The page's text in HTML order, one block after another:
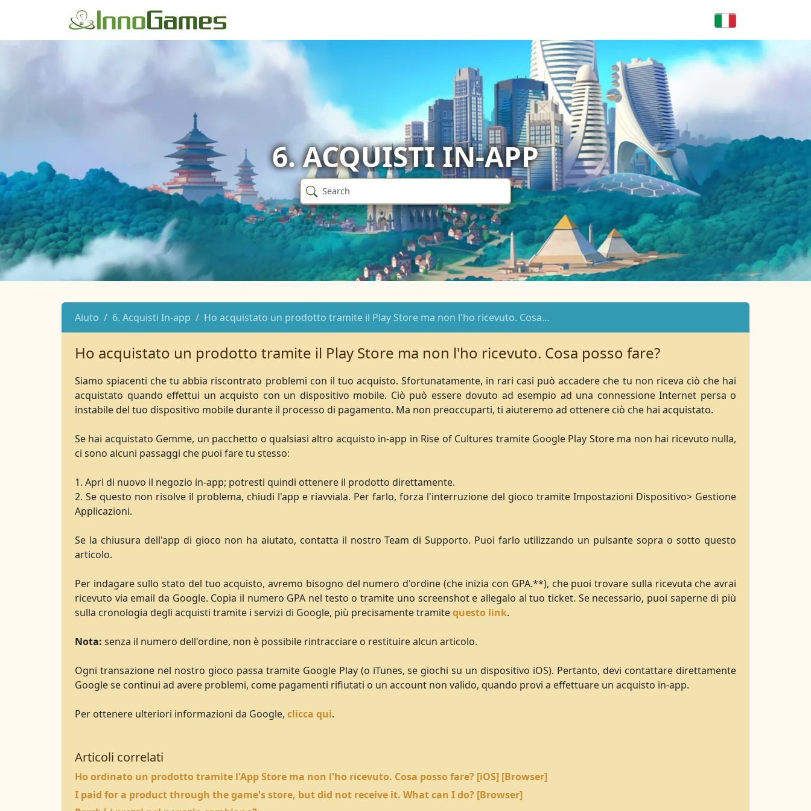
6. ACQUISTI IN-APP
Aiuto 6. Acquisti In-app Ho acquistato un prodotto tramite il Play Store ma non l'ho ricevuto. Cosa…
Ho acquistato un prodotto tramite il Play Store ma non l'ho ricevuto. Cosa posso fare?
Siamo spiacenti che tu abbia riscontrato problemi con il tuo acquisto. Sfortunatamente, in rari casi può accadere che tu non riceva ciò che hai
acquistato quando effettui un acquisto con un dispositivo mobile. Ciò può essere dovuto ad esempio ad una connessione Internet persa o
instabile del tuo dispositivo mobile durante il processo di pagamento. Ma non preoccuparti, ti aiuteremo ad ottenere ciò che hai acquistato.
Se hai acquistato Gemme, un pacchetto o qualsiasi altro acquisto in-app in Rise of Cultures tramite Google Play Store ma non hai ricevuto nulla,
ci sono alcuni passaggi che puoi fare tu stesso:
1. Apri di nuovo il negozio in-app; potresti quindi ottenere il prodotto direttamente.
2. Se questo non risolve il problema, chiudi l'app e riavviala. Per farlo, forza l'interruzione del gioco tramite Impostazioni Dispositivo> Gestione
Applicazioni.
Se la chiusura dell'app di gioco non ha aiutato, contatta il nostro Team di Supporto. Puoi farlo utilizzando un pulsante sopra o sotto questo
articolo.
Per indagare sullo stato del tuo acquisto, avremo bisogno del numero d'ordine (che inizia con GPA.**), che puoi trovare sulla ricevuta che avrai
ricevuto via email da Google. Copia il numero GPA nel testo o tramite uno screenshot e allegalo al tuo ticket. Se necessario, puoi saperne di più
sulla cronologia degli acquisti tramite i servizi di Google, più precisamente tramitequesto link.
Nota: senza il numero dell'ordine, non è possibile rintracciare o restituire alcun articolo.
Ogni transazione nel nostro gioco passa tramite Google Play (o iTunes, se giochi su un dispositivo iOS). Pertanto, devi contattare direttamente
Google se continui ad avere problemi, come pagamenti rifiutati o un account non valido, quando provi a effettuare un acquisto in-app.
Per ottenere ulteriori informazioni da Google, clicca qui.
Articoli correlati
Ho ordinato un prodotto tramite l'App Store ma non l'ho ricevuto. Cosa posso fare? [iOS] [Browser]
I paid for a product through the game's store, but did not receive it. What can I do? [Browser]